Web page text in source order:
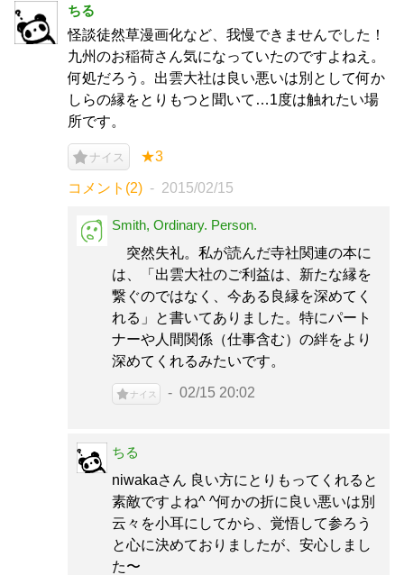
ちる
怪談徒然草漫画化など、我慢できませんでした！
九州のお稲荷さん気になっていたのですよねえ。
何処だろう。出雲大社は良い悪いは別として何か
しらの縁をとりもつと聞いて…1度は触れたい場
所です。
ナイス ★3
コメント(2) 2015/02/15
Smith, Ordinary. Person.
突然失礼。私が読んだ寺社関連の本に
は、「出雲大社のご利益は、新たな縁を
繋ぐのではなく、今ある良縁を深めてく
れる」と書いてありました。特にパート
ナーや人間関係（仕事含む）の絆をより
深めてくれるみたいです。
ナイス 02/15 20:02
ちる
niwakaさん 良い方にとりもってくれると
素敵ですよね^ ^何かの折に良い悪いは別
云々を小耳にしてから、覚悟して参ろう
と心に決めておりましたが、安心しまし
た〜